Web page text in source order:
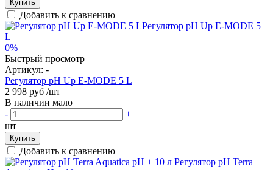
Купить
Добавить к сравнению
0%
Быстрый просмотр
Артикул: -
Регулятор pH Up E-MODE 5 L
2 998 руб /шт
В наличии мало
-
+
шт
Купить
Добавить к сравнению